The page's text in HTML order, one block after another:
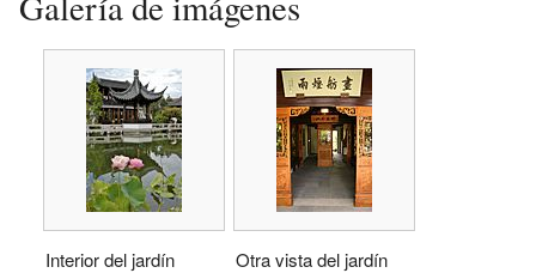
Interior del jardín
Otra vista del jardín